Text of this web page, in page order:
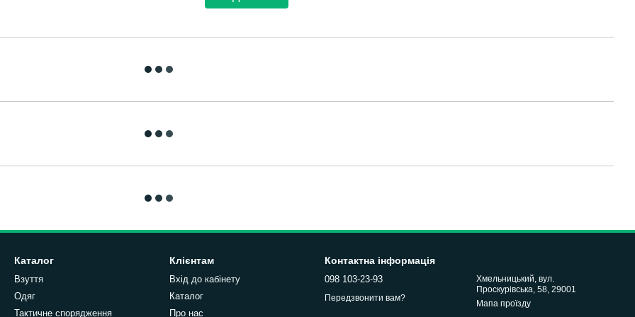
Каталог
Взуття
Одяг
Тактичне спорядження
Клієнтам
Вхід до кабінету
Каталог
Про нас
Контактна інформація
098 103-23-93
Передзвонити вам?
Хмельницький, вул.
Проскурівська, 58, 29001
Мапа проїзду